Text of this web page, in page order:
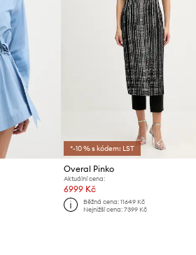
*-10 % s kódem: LST
Overal Pinko
Aktuální cena:
6999 Kč
Běžná cena: 11649 Kč
Nejnižší cena: 7399 Kč